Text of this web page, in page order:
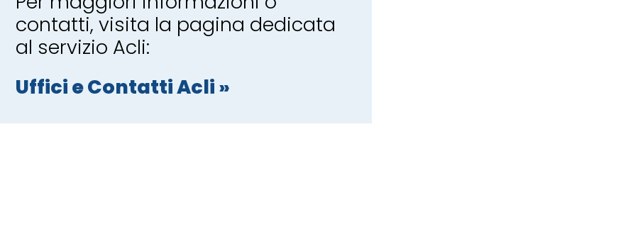
contatti, visita la pagina dedicata
al servizio Acli:
Uffici e Contatti Acli »